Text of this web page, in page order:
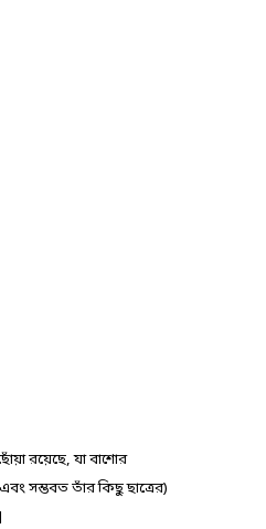
রয়েছে, যা বাশোর
সম্ভবত তাঁর কিছু ছাত্রের)